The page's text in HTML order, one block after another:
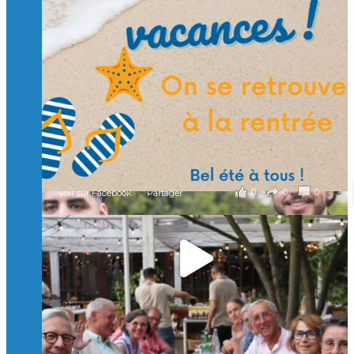
et contribuons ensemble à former les générations
d’ingénieurs de demain. 🙏
Merci à tous !
🎯 Taxe d’apprentissage 2026 : avec l'Isep, investissez pour
un numérique au service de l'humain !
À l’Isep, nous formons des ingénieurs, des bachelors, des
Mastères Spécialisés, qui allient excellence technologique et
valeurs humaines, au cœur de notre pro
...Voir plus
il y a 2 mois
0 0 0
Voir sur Facebook · Partager
🚀Afterwork à Genève 🚀
🥳 Le 22 avril dernier, 14 Alumni vivant / travaillant
en Suisse ont partagé un moment convivial de
retrouvailles et d'échanges !
Merci à tous pour votre présence et à Alexandre